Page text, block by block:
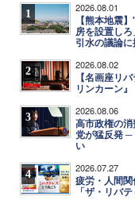
1 2026.08.01
【熊本地震
房を設置し
引水の議論
2 2026.08.02
【名画座リ
リンカーン』
3 2026.08.06
高市政権の
党が猛反発 ─
い
4 2026.07.27
疲労・人間
「ザ・リバ